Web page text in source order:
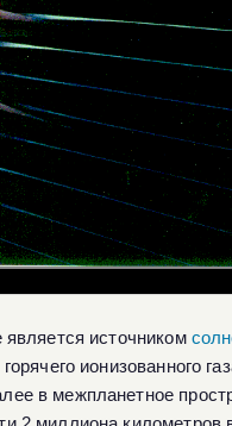
является источником
ионизованного
в межпланетное